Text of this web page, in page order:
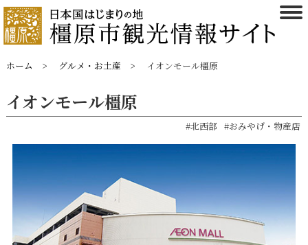
ホーム グルメ・お土産 イオンモール橿原
イオンモール橿原
#北西部 #おみやげ・物産店